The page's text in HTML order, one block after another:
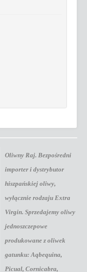
Oliwny Raj. Bezpośredni
importer i dystrybutor
hiszpańskiej oliwy,
wyłącznie rodzaju Extra
Virgin. Sprzedajemy oliwy
jednoszczepowe
produkowane z oliwek
gatunku:Aqbequina,
Picual, Cornicabra,